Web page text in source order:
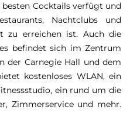
Cocktails verfügt und
Nachtclubs und
zu erreichen ist. Auch die
befindet sich im Zentrum
der Carnegie Hall und dem
kostenloses WLAN, ein
ein rund um die
Zimmerservice und mehr.